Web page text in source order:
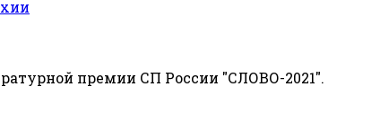
премии СП России "СЛОВО-2021".